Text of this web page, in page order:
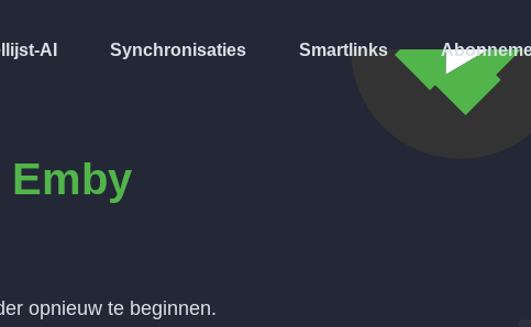
AI Synchronisaties Smartlinks
Emby
opnieuw te beginnen.